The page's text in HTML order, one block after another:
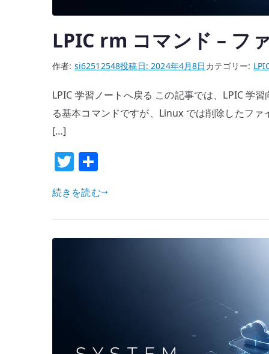
LPIC rm コマンド – フ
作者: si62512548投稿日: 2024年4月8日 カテゴリー:
LPIC 学習ノートへ戻る この記事では、LPIC 学
る基本コマンドですが、Linux では削除したフ
[…]
T
w
it
te
r
続きを読む